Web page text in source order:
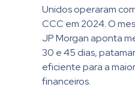
Unidos operaram
CCC em 2024. O
JP Morgan aponta
30 e 45 dias,
eficiente para a
financeiros.